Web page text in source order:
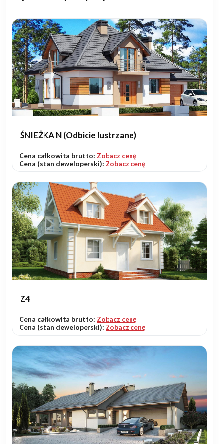
ŚNIEŻKA N (Odbicie lustrzane)
Cena całkowita brutto: Zobacz cenę
Cena (stan deweloperski): Zobacz cenę
Z4
Cena całkowita brutto: Zobacz cenę
Cena (stan deweloperski): Zobacz cenę